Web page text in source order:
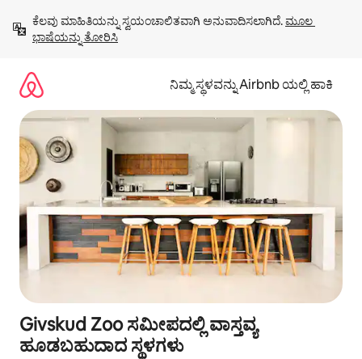
ಹೋಗಿ
ಕೆಲವು ಮಾಹಿತಿಯನ್ನು ಸ್ವಯಂಚಾಲಿತವಾಗಿ ಅನುವಾದಿಸಲಾಗಿದೆ. ಮೂಲ
ಭಾಷೆಯನ್ನು ತೋರಿಸಿ
ನಿಮ್ಮ ಸ್ಥಳವನ್ನು Airbnb ಯಲ್ಲಿ ಹಾಕಿ
Givskud Zoo ಸಮೀಪದಲ್ಲಿ ವಾಸ್ತವ್ಯ
ಹೂಡಬಹುದಾದ ಸ್ಥಳಗಳು